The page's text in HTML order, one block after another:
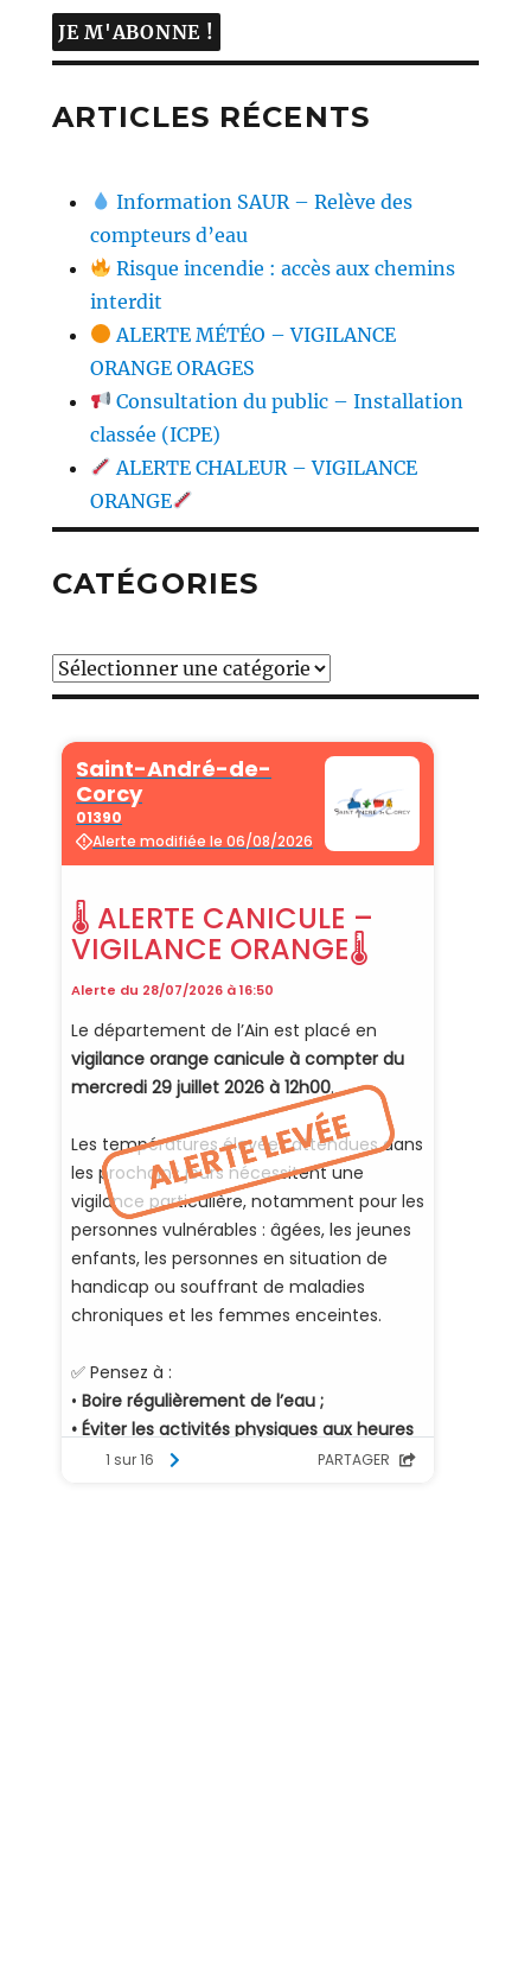
ARTICLES RÉCENTS
Information SAUR – Relève des
compteurs d’eau
Risque incendie : accès aux chemins
interdit
ALERTE MÉTÉO – VIGILANCE
ORANGE ORAGES
Consultation du public – Installation
classée (ICPE)
ALERTE CHALEUR – VIGILANCE
ORANGE
CATÉGORIES
Catégories